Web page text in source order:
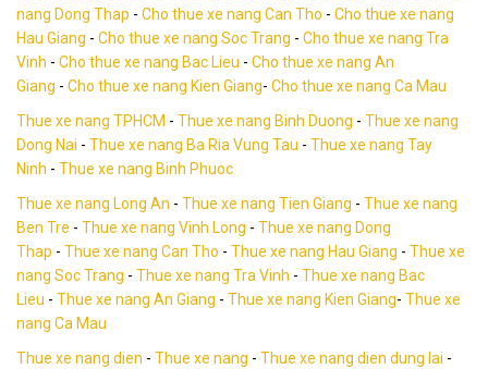
nang Dong Thap - Cho thue xe nang Can Tho - Cho thue xe nang
Hau Giang - Cho thue xe nang Soc Trang - Cho thue xe nang Tra
Vinh - Cho thue xe nang Bac Lieu - Cho thue xe nang An
Giang - Cho thue xe nang Kien Giang- Cho thue xe nang Ca Mau
Thue xe nang TPHCM - Thue xe nang Binh Duong - Thue xe nang
Dong Nai - Thue xe nang Ba Ria Vung Tau - Thue xe nang Tay
Ninh - Thue xe nang Binh Phuoc
Thue xe nang Long An - Thue xe nang Tien Giang - Thue xe nang
Ben Tre - Thue xe nang Vinh Long - Thue xe nang Dong
Thap - Thue xe nang Can Tho - Thue xe nang Hau Giang - Thue xe
nang Soc Trang - Thue xe nang Tra Vinh - Thue xe nang Bac
Lieu - Thue xe nang An Giang - Thue xe nang Kien Giang- Thue xe
nang Ca Mau
Thue xe nang dien - Thue xe nang - Thue xe nang dien dung lai -